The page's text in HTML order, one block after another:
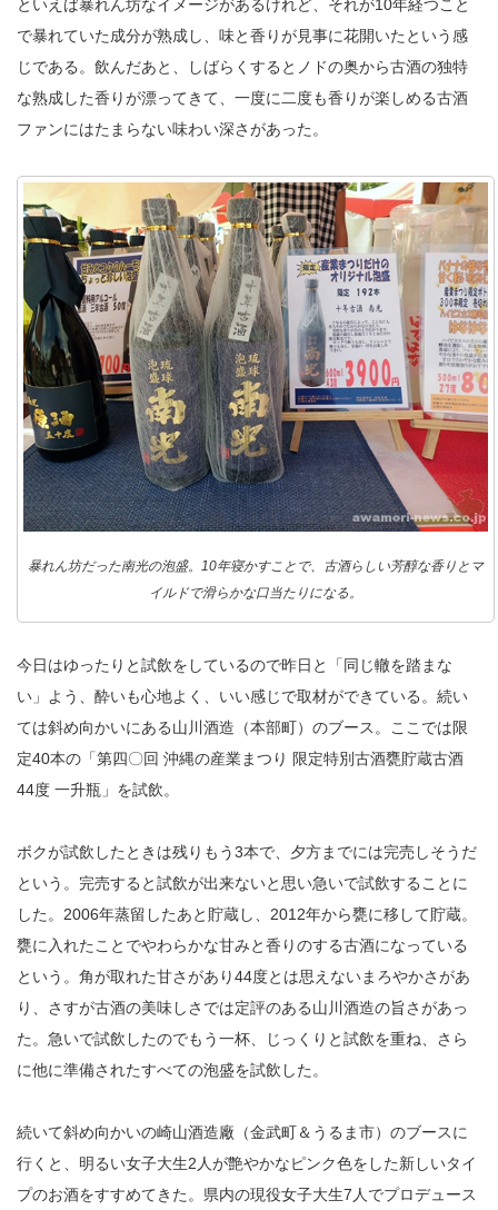
といえば暴れん坊なイメージがあるけれど、それが10年経つこと
で暴れていた成分が熟成し、味と香りが見事に花開いたという感
じである。飲んだあと、しばらくするとノドの奥から古酒の独特
な熟成した香りが漂ってきて、一度に二度も香りが楽しめる古酒
ファンにはたまらない味わい深さがあった。
暴れん坊だった南光の泡盛。10年寝かすことで、古酒らしい芳醇な香りとマ
イルドで滑らかな口当たりになる。
今日はゆったりと試飲をしているので昨日と「同じ轍を踏まな
い」よう、酔いも心地よく、いい感じで取材ができている。続い
ては斜め向かいにある山川酒造（本部町）のブース。ここでは限
定40本の「第四〇回 沖縄の産業まつり 限定特別古酒甕貯蔵古酒
44度 一升瓶」を試飲。
ボクが試飲したときは残りもう3本で、夕方までには完売しそうだ
という。完売すると試飲が出来ないと思い急いで試飲することに
した。2006年蒸留したあと貯蔵し、2012年から甕に移して貯蔵。
甕に入れたことでやわらかな甘みと香りのする古酒になっている
という。角が取れた甘さがあり44度とは思えないまろやかさがあ
り、さすが古酒の美味しさでは定評のある山川酒造の旨さがあっ
た。急いで試飲したのでもう一杯、じっくりと試飲を重ね、さら
に他に準備されたすべての泡盛を試飲した。
続いて斜め向かいの崎山酒造廠（金武町＆うるま市）のブースに
行くと、明るい女子大生2人が艶やかなピンク色をした新しいタイ
プのお酒をすすめてきた。県内の現役女子大生7人でプロデュース